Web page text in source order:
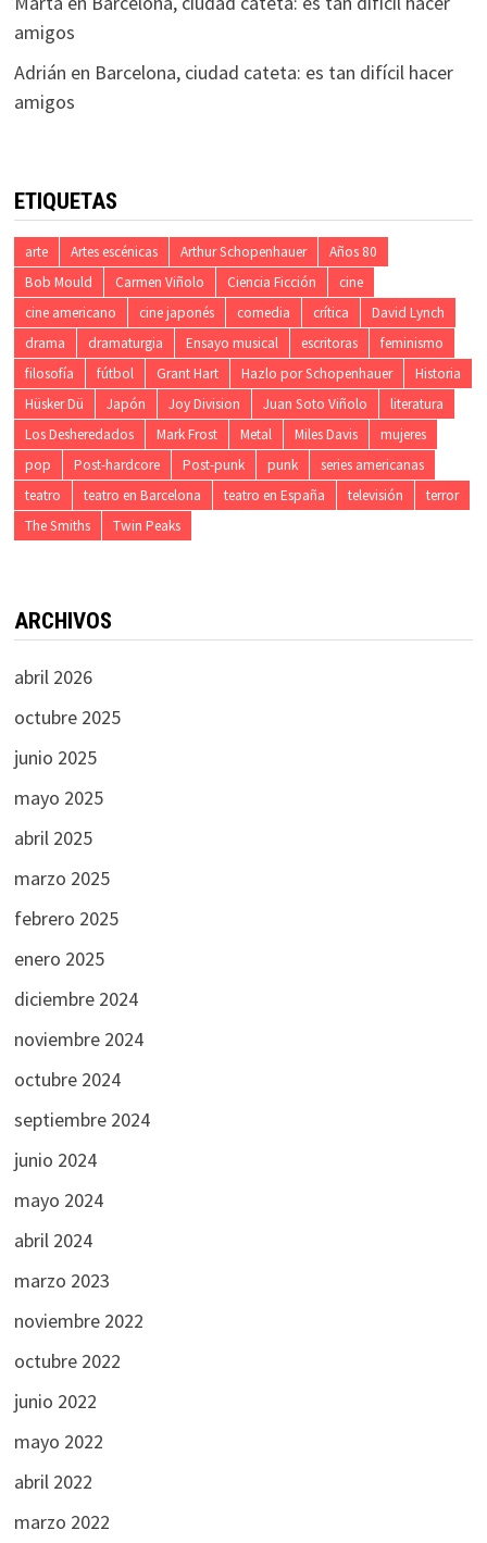
amigos
Adrián en Barcelona, ciudad cateta: es tan difícil hacer
amigos
ETIQUETAS
arte Artes escénicas Arthur Schopenhauer
Años 80
Bob Mould
Carmen Viñolo Ciencia Ficción
cine
cine americano
cine japonés comedia crítica
David Lynch
drama
dramaturgia Ensayo musical escritoras
feminismo
filosofía
fútbol Grant Hart Hazlo por Schopenhauer
Historia
Hüsker Dü
Japón Joy Division Juan Soto Viñolo
literatura
Los Desheredados
Mark Frost Metal Miles Davis
mujeres
pop
Post-hardcore Post-punk punk
series americanas
teatro
teatro en Barcelona teatro en España televisión
terror
The Smiths
Twin Peaks
ARCHIVOS
abril 2026
octubre 2025
junio 2025
mayo 2025
abril 2025
marzo 2025
febrero 2025
enero 2025
diciembre 2024
noviembre 2024
octubre 2024
septiembre 2024
junio 2024
mayo 2024
abril 2024
marzo 2023
noviembre 2022
octubre 2022
junio 2022
mayo 2022
abril 2022
marzo 2022